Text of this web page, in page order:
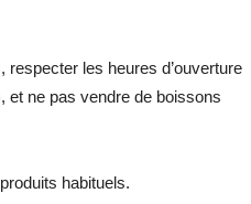
les heures d’ouverture
et ne pas vendre de boissons
habituels.